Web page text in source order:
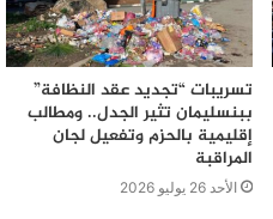
تسريبات “تجديد عقد النظافة”
ببنسليمان تثير الجدل.. ومطالب
إقليمية بالحزم وتفعيل لجان
المراقبة
الأحد 26 يوليو 2026